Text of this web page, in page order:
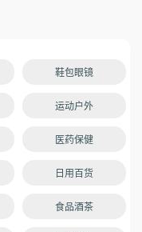
鞋包眼镜
运动户外
医药保健
日用百货
食品酒茶